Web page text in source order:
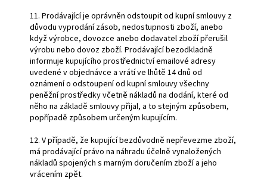
11. Prodávající je oprávněn odstoupit od kupní smlouvy z
důvodu vyprodání zásob, nedostupnosti zboží, anebo
když výrobce, dovozce anebo dodavatel zboží přerušil
výrobu nebo dovoz zboží. Prodávající bezodkladně
informuje kupujícího prostřednictví emailové adresy
uvedené v objednávce a vrátí ve lhůtě 14 dnů od
oznámení o odstoupení od kupní smlouvy všechny
peněžní prostředky včetně nákladů na dodání, které od
něho na základě smlouvy přijal, a to stejným způsobem,
popřípadě způsobem určeným kupujícím.
12. V případě, že kupující bezdůvodně nepřevezme zboží,
má prodávající právo na náhradu účelně vynaložených
nákladů spojených s marným doručením zboží a jeho
vrácením zpět.